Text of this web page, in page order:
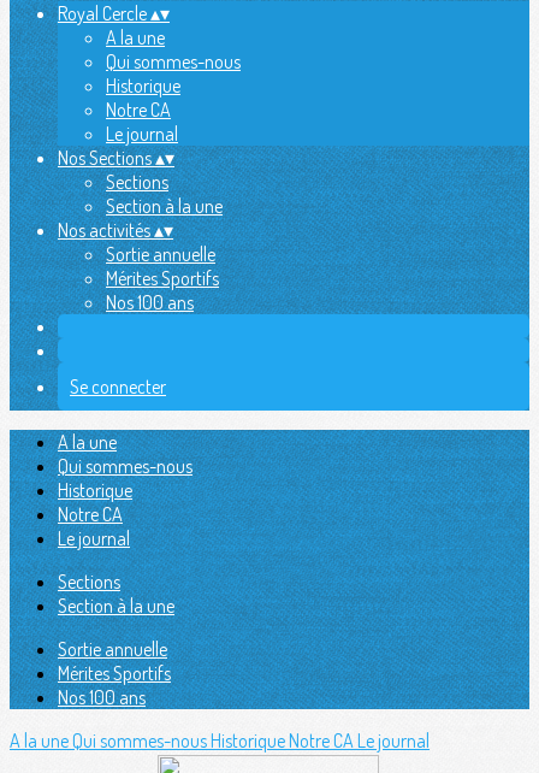
Royal Cercle▴▾
A la une
Qui sommes-nous
Historique
Notre CA
Le journal
Nos Sections▴▾
Sections
Section à la une
Nos activités▴▾
Sortie annuelle
Mérites Sportifs
Nos 100 ans
Se connecter
A la une
Qui sommes-nous
Historique
Notre CA
Le journal
Sections
Section à la une
Sortie annuelle
Mérites Sportifs
Nos 100 ans
A la uneQui sommes-nousHistoriqueNotre CALe journal